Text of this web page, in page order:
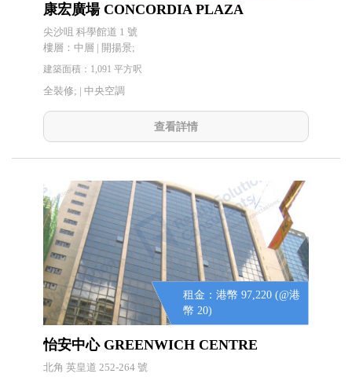
港幣 13,748.85)
康宏廣場 CONCORDIA PLAZA
尖沙咀 科學館道 1 號
樓層：中層 | 開揚景;
建築面積：1,091 平方呎
全裝修; | 中央空調
查看詳情
租金：港幣 97,220 (@港
幣 20)
怡安中心 GREENWICH CENTRE
北角 英皇道 252-264 號